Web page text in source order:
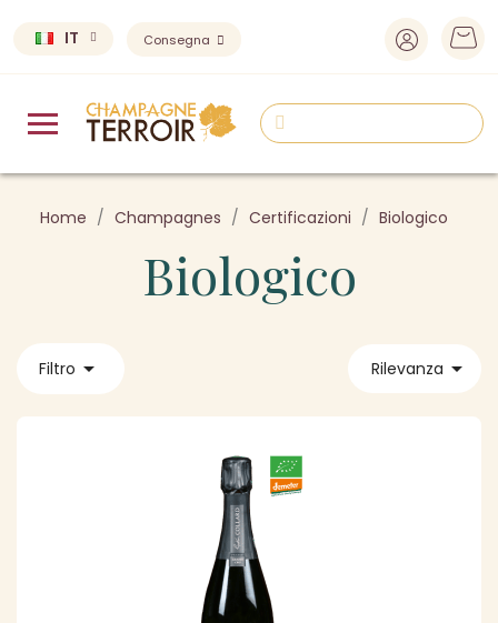
IT Consegna
Home Champagnes Certificazioni Biologico
Biologico
Filtro  Rilevanza 